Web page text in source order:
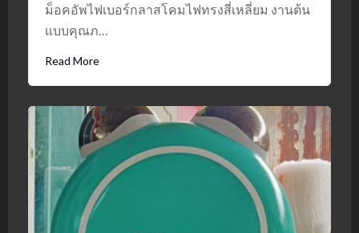
ม็อคอัพไฟเบอร์กลาสโคมไฟทรงสี่เหลี่ยม งานต้น
แบบคุณภ…
Read More